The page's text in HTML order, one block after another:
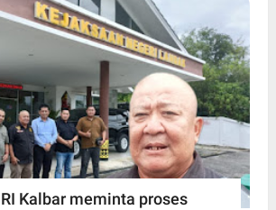
RI Kalbar meminta proses